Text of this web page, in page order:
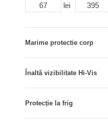
lei
Înaltă vizibilitate Hi-Vis
Protecție la frig
Marime protectie corp